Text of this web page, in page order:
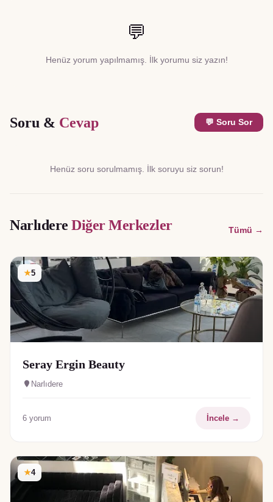
💬
Henüz yorum yapılmamış. İlk yorumu siz yazın!
Soru & Cevap 💬 Soru Sor
Henüz soru sorulmamış. İlk soruyu siz sorun!
Narlıdere Diğer Merkezler Tümü →
★5
Seray Ergin Beauty
Narlıdere
6 yorum İncele →
★4